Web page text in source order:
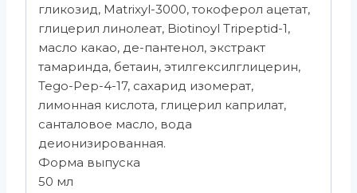
гликозид, Matrixyl-3000, токоферол ацетат,
глицерил линолеат, Biotinoyl Tripeptid-1,
масло какао, де-пантенол, экстракт
тамаринда, бетаин, этилгексилглицерин,
Tego-Pep-4-17, сахарид изомерат,
лимонная кислота, глицерил каприлат,
санталовое масло, вода
деионизированная.
Форма выпуска
50 мл